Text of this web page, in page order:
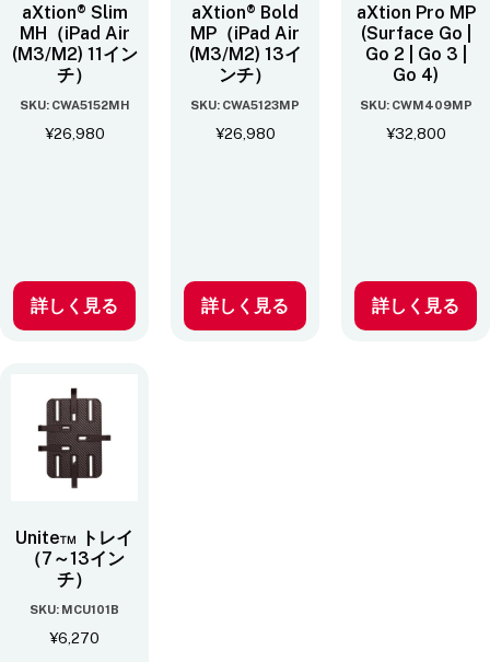
aXtion® Slim
MH（iPad Air
(M3/M2) 11イン
チ）
SKU: CWA5152MH
¥26,980
詳しく見る
aXtion® Bold
MP（iPad Air
(M3/M2) 13イ
ンチ）
SKU: CWA5123MP
¥26,980
詳しく見る
aXtion Pro MP
(Surface Go |
Go 2 | Go 3 |
Go 4)
SKU: CWM409MP
¥32,800
詳しく見る
Unite™ トレイ
（7～13イン
チ）
SKU: MCU101B
¥6,270